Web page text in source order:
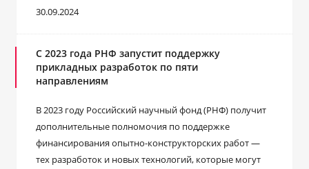
30.09.2024
С 2023 года РНФ запустит поддержку
прикладных разработок по пяти
направлениям
В 2023 году Российский научный фонд (РНФ) получит
дополнительные полномочия по поддержке
финансирования опытно-конструкторских работ ―
тех разработок и новых технологий, которые могут